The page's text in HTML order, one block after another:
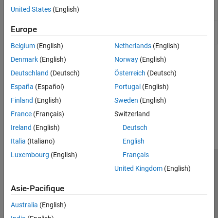
Real-Time UDP (IP) Protocol Blocks
XCP CAN, XCP CAN FD, XCP UDP (XCP)
Protocol Blocks
FD bus
CAN FD
Unpack
messages
Related Information
www.can-cia.org
How useful was this information?
United States (English)
Europe
Belgium (English)
Denmark (English)
Deutschland (Deutsch)
España (Español)
Finland (English)
France (Français)
Ireland (English)
Italia (Italiano)
Luxembourg (English)
Netherlands(English)
Norway(English)
Österreich (Deutsch)
Portugal (English)
Sweden (English)
Switzerland
Deutsch
English
Français
United Kingdom(English)
Asie-Pacifique
Australia (English)
Marques déposées
Politique de confidentialité
© 1994-2026 The MathWorks, Inc.